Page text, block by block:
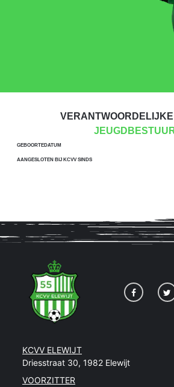
GEBOORTEDATUM
AANGESLOTEN BIJ KCVV SINDS
KCVV ELEWIJT
Driesstraat 30, 1982 Elewijt
VOORZITTER